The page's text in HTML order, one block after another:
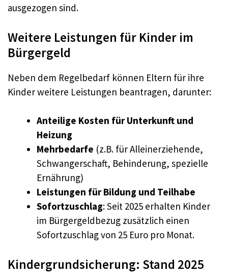
ausgezogen sind.
Weitere Leistungen für Kinder im
Bürgergeld
Neben dem Regelbedarf können Eltern für ihre
Kinder weitere Leistungen beantragen, darunter:
Anteilige Kosten für Unterkunft und
Heizung
Mehrbedarfe (z.B. für Alleinerziehende,
Schwangerschaft, Behinderung, spezielle
Ernährung)
Leistungen für Bildung und Teilhabe
Sofortzuschlag: Seit 2025 erhalten Kinder
im Bürgergeldbezug zusätzlich einen
Sofortzuschlag von 25 Euro pro Monat.
Kindergrundsicherung: Stand 2025